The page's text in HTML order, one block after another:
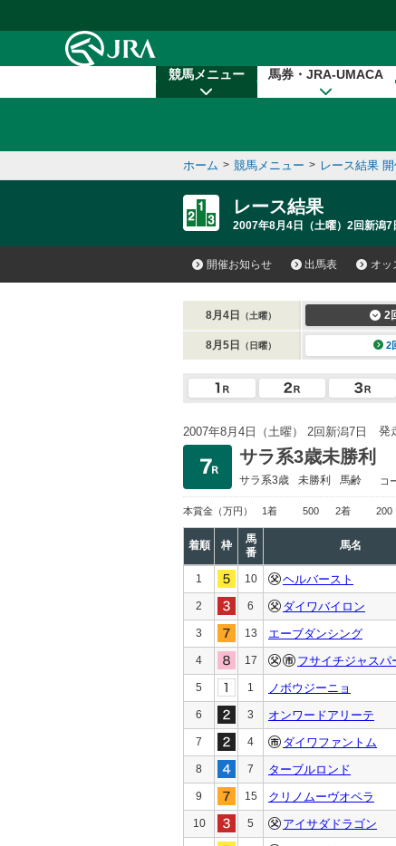
競馬メニュー 馬券・JRA-UMACA
ホーム > 競馬メニュー > レース結果
レース結果
2007年8月4日（土曜）2回新潟7
開催お知らせ 出馬表 オッ
8月4日 （土曜） 2
8月5日 （日曜） 2
2007年8月4日（土曜） 2回新潟7日 発
サラ系3歳未勝利
サラ系3歳 未勝利 馬齢 コ
本賞金 （万円） 1着 500 2着 200
着順 枠
馬
番
馬名
1 10 ヘルバースト
2 6 ダイワバイロン
3 13 エーブダンシング
4 17 フサイチジャスパ
5 1 ノボウジーニョ
6 3 オンワードアリーテ
7 4 ダイワファントム
8 7 ターブルロンド
9 15 クリノムーヴオペラ
10 5 アイサダドラゴン